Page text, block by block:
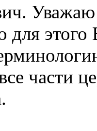
для
части